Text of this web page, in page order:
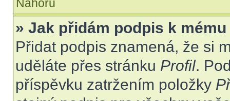
Nahoru
» Jak přidám podpis k
Přidat podpis znamená, že si
uděláte přes stránku Profil.
příspěvku zatržením položky